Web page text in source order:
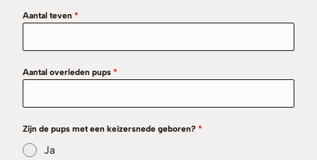
Aantal teven *
Aantal overleden pups *
Zijn de pups met een keizersnede geboren? *
Ja